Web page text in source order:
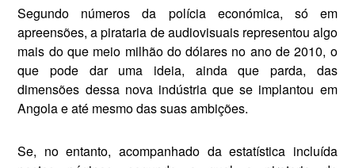
Segundo números da po­lícia económica, só em
apreensões, a pirataria de audiovisuais repre­sentou algo
mais do que meio mi­lhão do dólares no ano de 2010, o
que pode dar uma ideia, ainda que parda, das
dimensões dessa nova indústria que se implantou em
Angola e até mesmo das suas ambições.
Se, no entanto, acompanhado da estatística incluída